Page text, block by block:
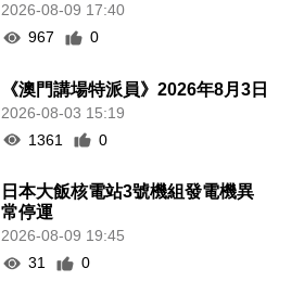
2026-08-09 17:40
967
0
《澳門講場特派員》2026年8月3日
2026-08-03 15:19
1361
0
日本大飯核電站3號機組發電機異
常停運
2026-08-09 19:45
31
0